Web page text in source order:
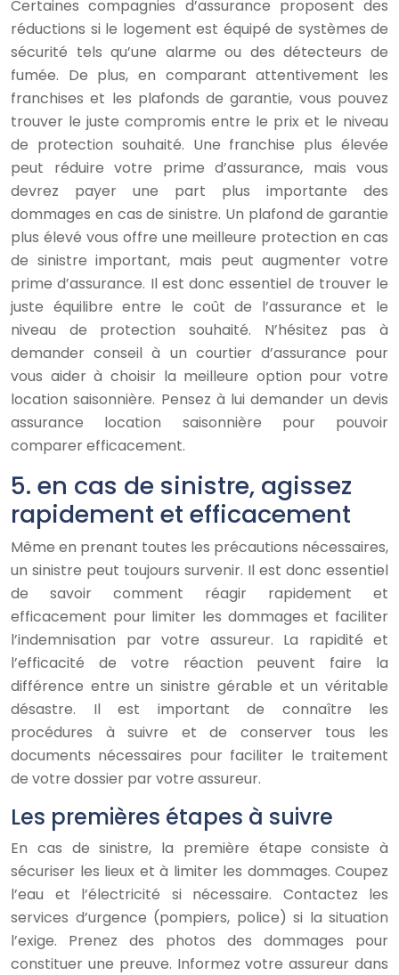
Certaines compagnies d’assurance proposent des
réductions si le logement est équipé de systèmes de
sécurité tels qu’une alarme ou des détecteurs de
fumée. De plus, en comparant attentivement les
franchises et les plafonds de garantie, vous pouvez
trouver le juste compromis entre le prix et le niveau
de protection souhaité. Une franchise plus élevée
peut réduire votre prime d’assurance, mais vous
devrez payer une part plus importante des
dommages en cas de sinistre. Un plafond de garantie
plus élevé vous offre une meilleure protection en cas
de sinistre important, mais peut augmenter votre
prime d’assurance. Il est donc essentiel de trouver le
juste équilibre entre le coût de l’assurance et le
niveau de protection souhaité. N’hésitez pas à
demander conseil à un courtier d’assurance pour
vous aider à choisir la meilleure option pour votre
location saisonnière. Pensez à lui demander un devis
assurance location saisonnière pour pouvoir
comparer efficacement.
5. en cas de sinistre, agissez
rapidement et efficacement
Même en prenant toutes les précautions nécessaires,
un sinistre peut toujours survenir. Il est donc essentiel
de savoir comment réagir rapidement et
efficacement pour limiter les dommages et faciliter
l’indemnisation par votre assureur. La rapidité et
l’efficacité de votre réaction peuvent faire la
différence entre un sinistre gérable et un véritable
désastre. Il est important de connaître les
procédures à suivre et de conserver tous les
documents nécessaires pour faciliter le traitement
de votre dossier par votre assureur.
Les premières étapes à suivre
En cas de sinistre, la première étape consiste à
sécuriser les lieux et à limiter les dommages. Coupez
l’eau et l’électricité si nécessaire. Contactez les
services d’urgence (pompiers, police) si la situation
l’exige. Prenez des photos des dommages pour
constituer une preuve. Informez votre assureur dans